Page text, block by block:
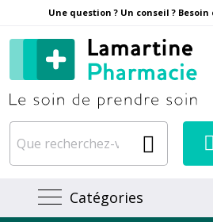
Une question ? Un conseil ? Besoin
Catégories